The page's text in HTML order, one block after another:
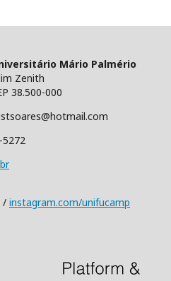
Mário Palmério
Zenith
38.500-000
5272
/ instagram.com/unifucamp